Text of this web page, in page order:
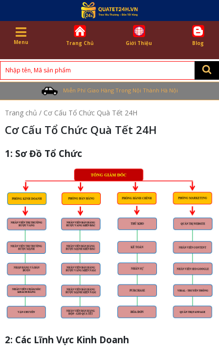
Menu Trang Chủ Giới Thiệu Blog
Search
Miễn Phí Giao Hàng Trong Nội Thành Hà Nội
Trang chủ / Cơ Cấu Tổ Chức Quà Tết 24H
Cơ Cấu Tổ Chức Quà Tết 24H
1: Sơ Đồ Tổ Chức
2: Các Lĩnh Vực Kinh Doanh